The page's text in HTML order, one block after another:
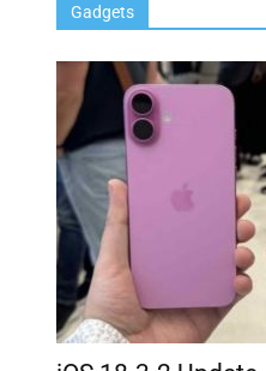
Gadgets